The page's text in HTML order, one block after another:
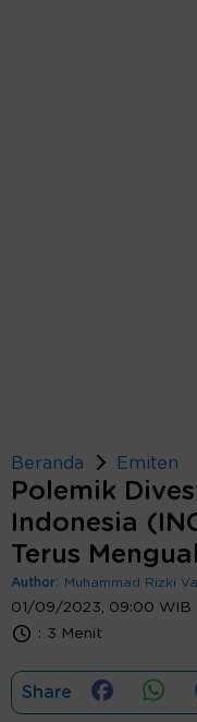
Beranda Emiten
Polemik
Indonesia
Terus
Author: Muhammad Rizki
01/09/2023, 09:00 WIB
: 3 Menit
Share